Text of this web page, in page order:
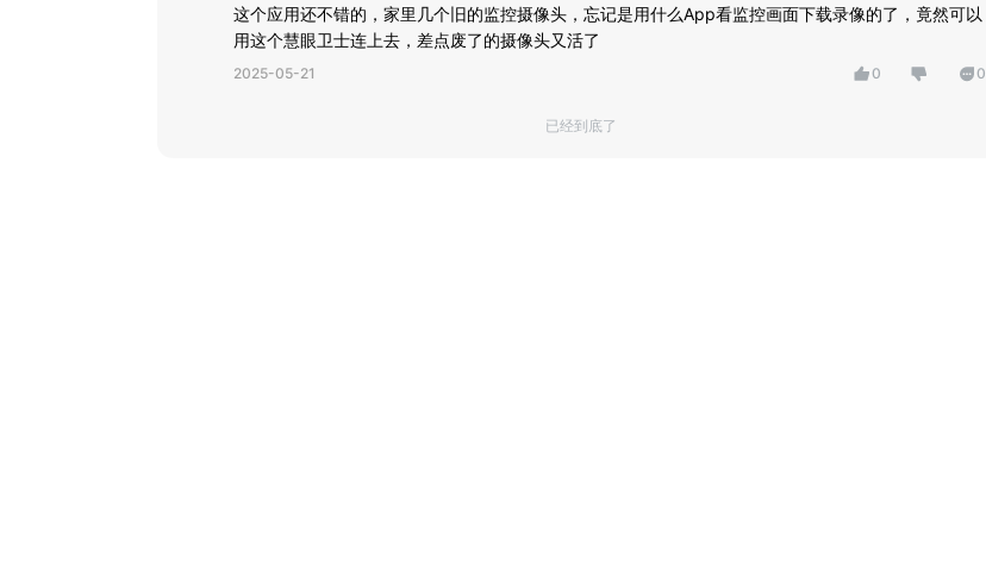
这个应用还不错的，家里几个旧的监控摄像头，忘记是用什么App看监控画面下载录像的了，竟然可以
用这个慧眼卫士连上去，差点废了的摄像头又活了
2025-05-21 0 0
已经到底了